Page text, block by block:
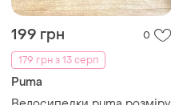
199 грн
0
179 грн з 13 серп
Puma